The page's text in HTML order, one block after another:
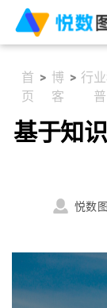
首
页
> 博
客
> 行
普
基于知
悦数